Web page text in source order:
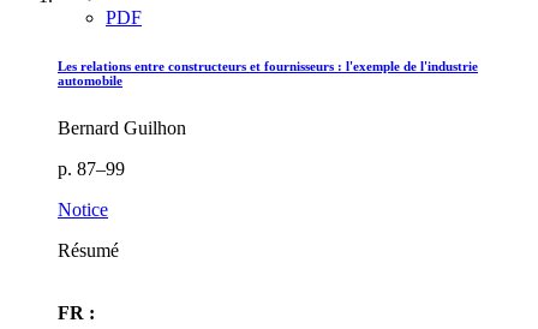
PDF
Les relations entre constructeurs et fournisseurs : l'exemple de l'industrie
automobile
Bernard Guilhon
p. 87–99
Notice
Résumé
FR :